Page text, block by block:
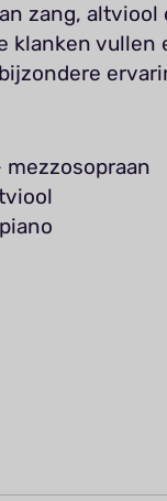
zang,
klanken vullen
mezzosopraan